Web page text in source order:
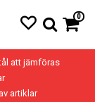
0
att jämföras
artiklar